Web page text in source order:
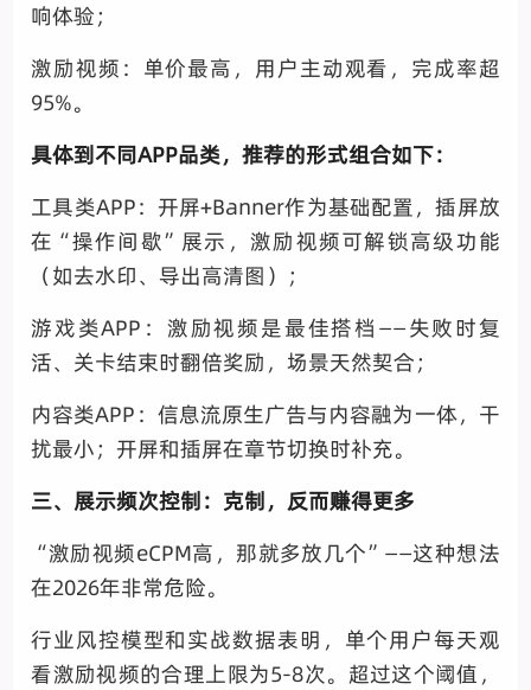
响体验；
激励视频：单价最高，用户主动观看，完成率超
95%。
具体到不同APP品类，推荐的形式组合如下：
工具类APP：开屏+Banner作为基础配置，插屏放
在“操作间歇”展示，激励视频可解锁高级功能
（如去水印、导出高清图）；
游戏类APP：激励视频是最佳搭档——失败时复
活、关卡结束时翻倍奖励，场景天然契合；
内容类APP：信息流原生广告与内容融为一体，干
扰最小；开屏和插屏在章节切换时补充。
三、展示频次控制：克制，反而赚得更多
“激励视频eCPM高，那就多放几个”——这种想法
在2026年非常危险。
行业风控模型和实战数据表明，单个用户每天观
看激励视频的合理上限为5-8次。超过这个阈值，